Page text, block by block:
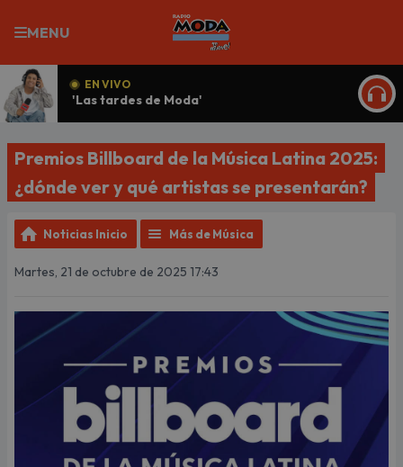
MENU
EN VIVO
'Las tardes de Moda'
Premios Billboard de la Música Latina 2025:
¿dónde ver y qué artistas se presentarán?
Noticias Inicio Más de Música
Martes, 21 de octubre de 2025 17:43